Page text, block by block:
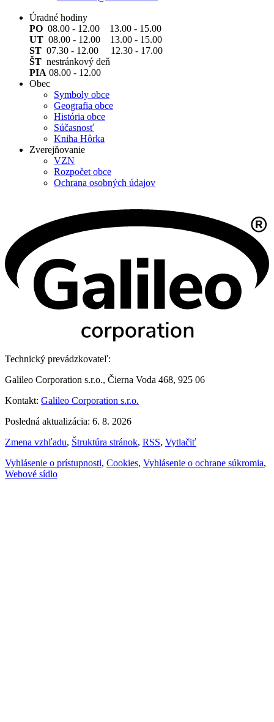
Úradné hodiny
PO 08.00 - 12.00 13.00 - 15.00
UT 08.00 - 12.00 13.00 - 15.00
ST 07.30 - 12.00 12.30 - 17.00
ŠT nestránkový deň
PIA 08.00 - 12.00
Obec
Symboly obce
Geografia obce
História obce
Súčasnosť
Kniha Hôrka
Zverejňovanie
VZN
Rozpočet obce
Ochrana osobných údajov
Technický prevádzkovateľ:
Galileo Corporation s.r.o., Čierna Voda 468, 925 06
Kontakt: Galileo Corporation s.r.o.
Posledná aktualizácia: 6. 8. 2026
Zmena vzhľadu, Štruktúra stránok, RSS, Vytlačiť
Vyhlásenie o prístupnosti, Cookies, Vyhlásenie o ochrane súkromia,
Webové sídlo